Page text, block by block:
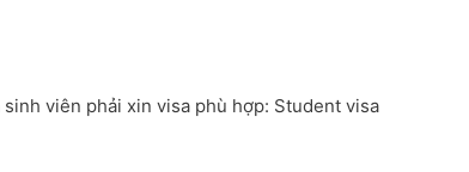
viên phải xin visa phù hợp: Student visa